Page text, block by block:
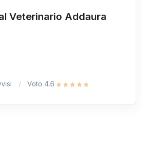
Veterinario Addaura
Voto 4.6